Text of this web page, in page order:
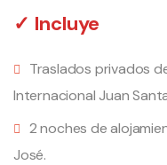
✓ Incluye
Traslados privados
Internacional Juan
2 noches de
José.